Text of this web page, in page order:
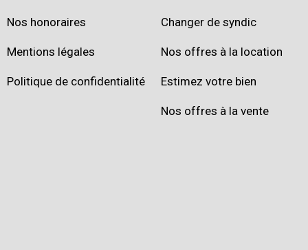
Nos honoraires
Mentions légales
Politique de confidentialité
Changer de syndic
Nos offres à la location
Estimez votre bien
Nos offres à la vente